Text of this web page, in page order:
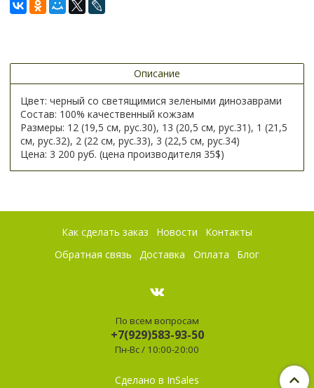
Описание
Цвет: черный со светящимися зелеными динозаврами
Состав: 100% качественный кожзам
Размеры: 12 (19,5 см, рус.30), 13 (20,5 см, рус.31), 1 (21,5
см, рус.32), 2 (22 см, рус.33), 3 (22,5 см, рус.34)
Цена: 3 200 руб. (цена производителя 35$)
Как сделать заказ Новости
Контакты
Обратная связь
Доставка Оплата Блог
По всем вопросам
+7(929)583-93-50
Пн-Вс / 10:00-20:00
Сделано в InSales